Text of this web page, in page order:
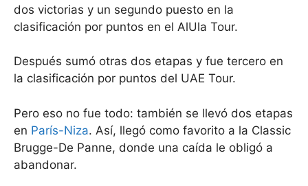
dos victorias y un segundo puesto en la
clasificación por puntos en el AlUla Tour.
Después sumó otras dos etapas y fue tercero en
la clasificación por puntos del UAE Tour.
Pero eso no fue todo: también se llevó dos etapas
en París-Niza. Así, llegó como favorito a la Classic
Brugge-De Panne, donde una caída le obligó a
abandonar.